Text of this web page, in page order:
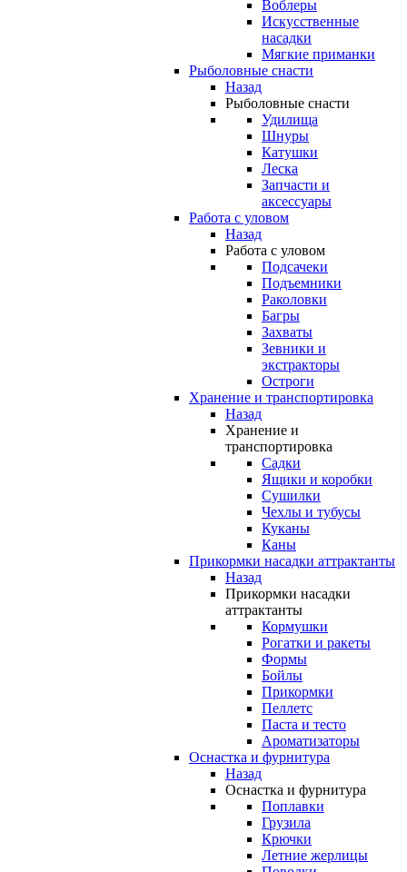
Воблеры
Искусственные
насадки
Мягкие приманки
Рыболовные снасти
Назад
Рыболовные снасти
Удилища
Шнуры
Катушки
Леска
Запчасти и
аксессуары
Работа с уловом
Назад
Работа с уловом
Подсачеки
Подъемники
Раколовки
Багры
Захваты
Зевники и
экстракторы
Остроги
Хранение и транспортировка
Назад
Хранение и
транспортировка
Садки
Ящики и коробки
Сушилки
Чехлы и тубусы
Куканы
Каны
Прикормки насадки аттрактанты
Назад
Прикормки насадки
аттрактанты
Кормушки
Рогатки и ракеты
Формы
Бойлы
Прикормки
Пеллетс
Паста и тесто
Ароматизаторы
Оснастка и фурнитура
Назад
Оснастка и фурнитура
Поплавки
Грузила
Крючки
Летние жерлицы